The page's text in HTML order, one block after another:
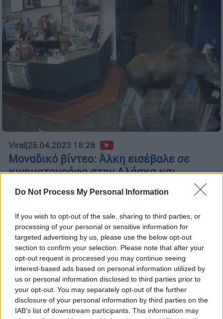
Do Not Process My Personal Information
If you wish to opt-out of the sale, sharing to third parties, or
processing of your personal or sensitive information for
targeted advertising by us, please use the below opt-out
section to confirm your selection. Please note that after your
opt-out request is processed you may continue seeing
interest-based ads based on personal information utilized by
us or personal information disclosed to third parties prior to
your opt-out. You may separately opt-out of the further
disclosure of your personal information by third parties on the
IAB’s list of downstream participants. This information may
Viral |25.04.2023 18:28
Μοναδικό βίντεο: Άλκη εισέβαλε σε
κινηματογράφο στην Αλάσκα και...
Αλάσκας την Τετάρτη 19 Απριλίου και
απόλαυσε λίγα ποπ κορν στο μπαρ του, πριν
εγκαταλείψει τον χώρο αμέριμνα